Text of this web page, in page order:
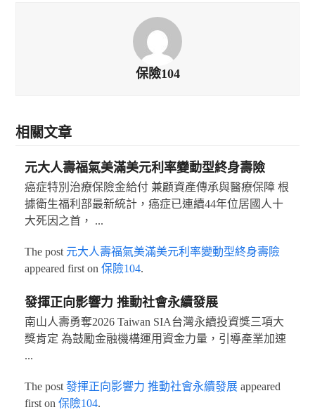
保險104
相關文章
元大人壽福氣美滿美元利率變動型終身壽險
癌症特別治療保險金給付 兼顧資產傳承與醫療保障 根
據衛生福利部最新統計，癌症已連續44年位居國人十
大死因之首， ...
The post 元大人壽福氣美滿美元利率變動型終身壽險
appeared first on 保險104.
發揮正向影響力 推動社會永續發展
南山人壽勇奪2026 Taiwan SIA台灣永續投資獎三項大
獎肯定 為鼓勵金融機構運用資金力量，引導產業加速
...
The post 發揮正向影響力 推動社會永續發展appeared
first on 保險104.